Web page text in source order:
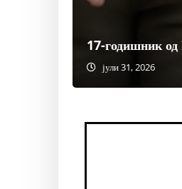
17-годишник
јули 31, 2026